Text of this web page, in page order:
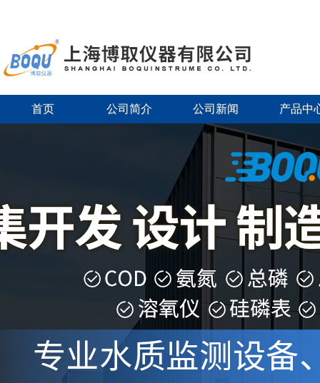
首页 公司简介 公司新闻 产品中